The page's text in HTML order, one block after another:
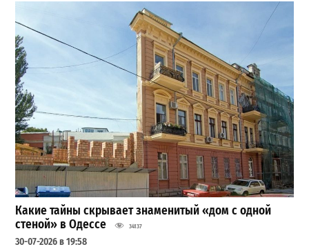
Какие тайны скрывает знаменитый «дом с одной
стеной» в Одессе
34137
30-07-2026 в 19:58